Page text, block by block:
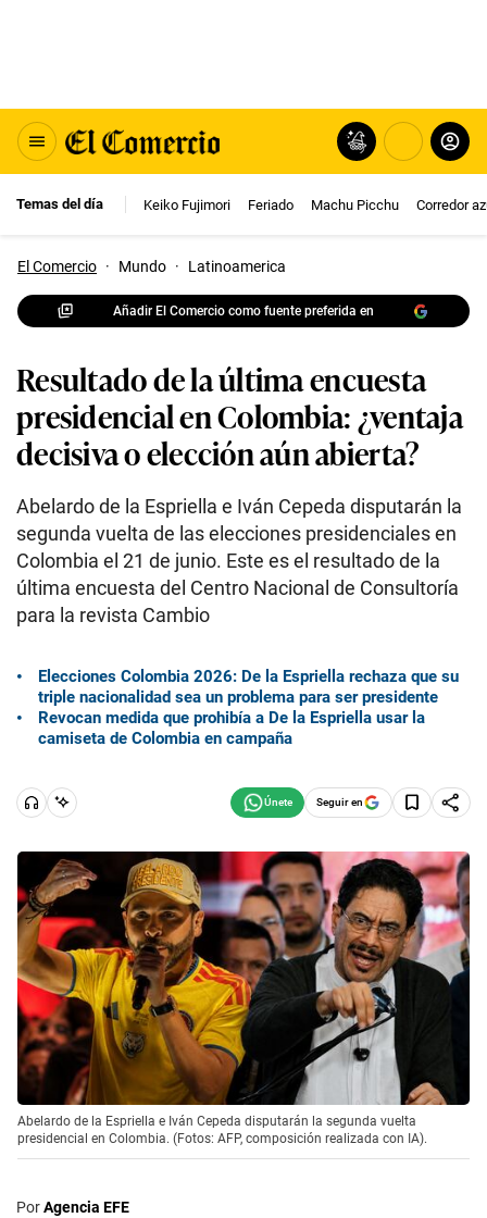
Temas del día Keiko Fujimori Feriado Machu Picchu Corredor
El Comercio · Mundo · Latinoamerica
Añadir El Comercio como fuente preferida en
Resultado de la última encuesta
presidencial en Colombia: ¿ventaja
decisiva o elección aún abierta?
Abelardo de la Espriella e Iván Cepeda disputarán la
segunda vuelta de las elecciones presidenciales en
Colombia el 21 de junio. Este es el resultado de la
última encuesta del Centro Nacional de Consultoría
para la revista Cambio
Elecciones Colombia 2026: De la Espriella rechaza que su
triple nacionalidad sea un problema para ser presidente
Revocan medida que prohibía a De la Espriella usar la
camiseta de Colombia en campaña
Seguir en
Abelardo de la Espriella e Iván Cepeda disputarán la segunda vuelta
presidencial en Colombia. (Fotos: AFP, composición realizada con IA).
PorAgencia EFE